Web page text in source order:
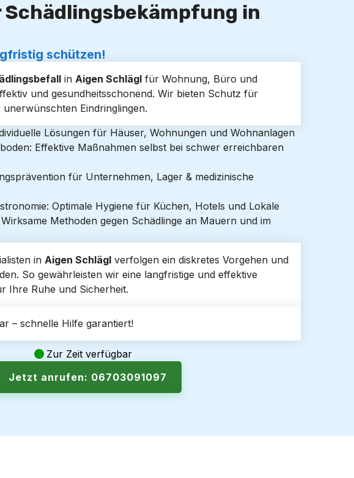
in
schützen!
in Aigen Schläglfür Wohnung, Büro und
und gesundheitsschonend. Wir bieten Schutz für
Eindringlingen.
Lösungen für Häuser, Wohnungen und Wohnanlagen
Effektive Maßnahmen selbst bei schwer erreichbaren
für Unternehmen, Lager & medizinische
Optimale Hygiene für Küchen, Hotels und Lokale
Methoden gegen Schädlinge an Mauern und im
in Aigen Schläglverfolgen ein diskretes Vorgehen und
So gewährleisten wir eine langfristige und effektive
Ihre Ruhe und Sicherheit.
– schnelle Hilfe garantiert!
Zur Zeit verfügbar
Jetzt anrufen: 06703091097